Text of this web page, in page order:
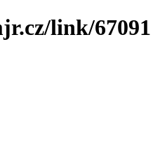
link/67091